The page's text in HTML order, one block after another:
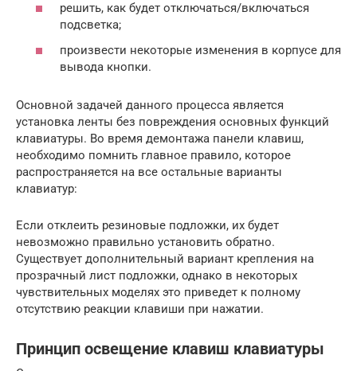
решить, как будет отключаться/включаться
подсветка;
произвести некоторые изменения в корпусе для
вывода кнопки.
Основной задачей данного процесса является
установка ленты без повреждения основных функций
клавиатуры. Во время демонтажа панели клавиш,
необходимо помнить главное правило, которое
распространяется на все остальные варианты
клавиатур:
Если отклеить резиновые подложки, их будет
невозможно правильно установить обратно.
Существует дополнительный вариант крепления на
прозрачный лист подложки, однако в некоторых
чувствительных моделях это приведет к полному
отсутствию реакции клавиши при нажатии.
Принцип освещение клавиш клавиатуры